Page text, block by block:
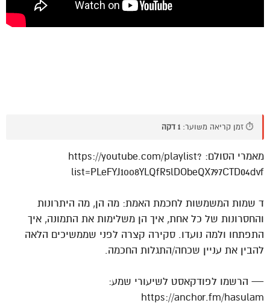
⏱️ זמן קריאה משוער: 1 דקה
מאמרי הסולם: https://youtube.com/playlist?
list=PLeFYJ1oo8YLQfR5lDObeQX797CTD04dvf
ד שמות המשמשות לחכמת האמת: מה הן, מה היתרונות
והחסרונות של כל אחת, איך הן משלימות את התמונה, איך
התפתחו ולמה נועדו. סקירה קצרה לפני שממשיכים הלאה
להבין את עניין שכחה/התגלות החכמה.
— הרשמו לפודקאסט לשיעורי שמע:
https://anchor.fm/hasulam